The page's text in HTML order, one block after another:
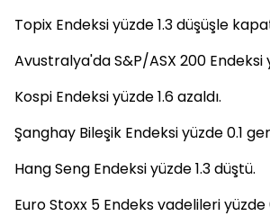
Topix Endeksi yüzde 1.3 düşüşle
Avustralya'da S&P/ASX 200 Endeksi
Kospi Endeksi yüzde 1.6 azaldı.
Şanghay Bileşik Endeksi yüzde 0.1
Hang Seng Endeksi yüzde 1.3 düştü.
Euro Stoxx 5 Endeks vadelileri yüzde